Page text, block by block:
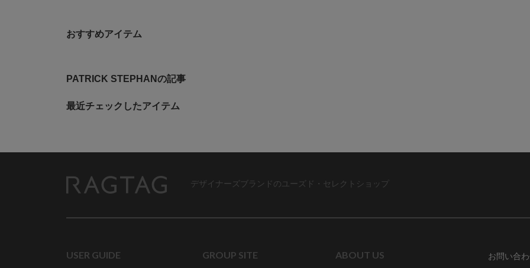
おすすめアイテム
PATRICK STEPHANの記事
最近チェックしたアイテム
デザイナーズブランドのユーズド・セレクトショップ
USER GUIDE GROUP SITE ABOUT US お問い合